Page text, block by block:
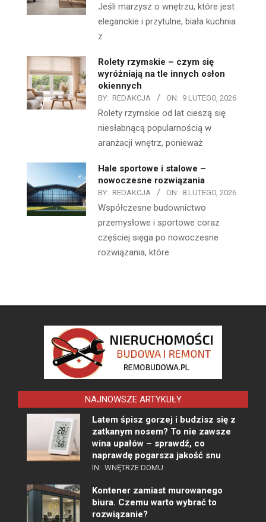
Jeśli marzysz o wnętrzu, które jest
eleganckie i przytulne, biała kuchnia
z
Rolety rzymskie – czym się
wyróżniają na tle innych osłon
okiennych
BY: REDAKCJA ON: 9 LUTEGO, 2026
Rolety rzymskie od lat cieszą się
niesłabnącą popularnością w
aranżacji wnętrz, ponieważ
Hale sportowe i stalowe –
nowoczesne rozwiązania
BY: REDAKCJA ON: 8 LUTEGO, 2026
Współczesne budownictwo
przemysłowe i sportowe coraz
częściej sięga po nowoczesne
rozwiązania, które
NAJNOWSZE ARTYKUŁY
Latem śpisz gorzej i budzisz się z
zatkanym nosem? To nie zawsze
wina upałów – sprawdź, co
naprawdę pogarsza jakość snu
IN: WNĘTRZE DOMU
Kontener zamiast murowanego
biura. Czemu warto wybrać to
rozwiązanie?